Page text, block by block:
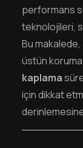
performans
teknolojileri,
Bu makalede,
üstün koruma
kaplama
için dikkat